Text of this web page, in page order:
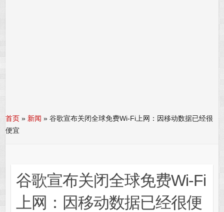
首页 » 新闻 »谷歌宣布关闭全球免费Wi-Fi上网：因移动数据已经很
便宜
谷歌宣布关闭全球免费Wi-Fi
上网：因移动数据已经很便